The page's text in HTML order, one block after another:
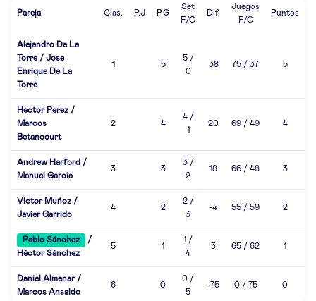
Pareja Clas. P.J P.G
Set
F/C
Dif.
Juegos
F/C
Puntos
Alejandro De La
Torre / Jose
Enrique De La
Torre
1 5
5 /
0
38 75 / 37 5
Hector Perez /
Marcos
Betancourt
2 4
4 /
1
20 69 / 49 4
Andrew Harford /
Manuel Garcia
3 3
3 /
2
18 66 / 48 3
Victor Muñoz /
Javier Garrido
4 2
2 /
3
-4 55 / 59 2
Pablo Sánchez
/
Héctor Sánchez
5 1
1 /
4
3 65 / 62 1
Daniel Almenar /
Marcos Ansaldo
6 0
0 /
5
-75 0 / 75 0